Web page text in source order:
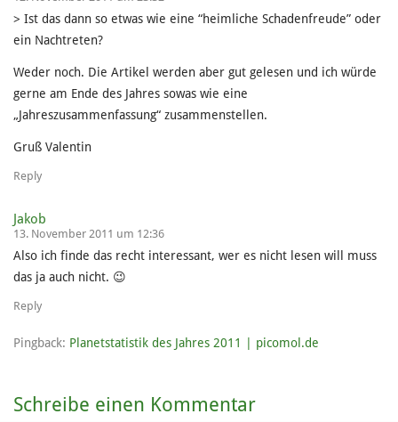
> Ist das dann so etwas wie eine “heimliche Schadenfreude” oder
ein Nachtreten?
Weder noch. Die Artikel werden aber gut gelesen und ich würde
gerne am Ende des Jahres sowas wie eine
„Jahreszusammenfassung“ zusammenstellen.
Gruß Valentin
Reply
Jakob
13. November 2011 um 12:36
Also ich finde das recht interessant, wer es nicht lesen will muss
das ja auch nicht. 😉
Reply
Pingback: Planetstatistik des Jahres 2011 | picomol.de
Schreibe einen Kommentar